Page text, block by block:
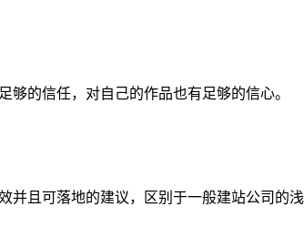
的信任，对自己的作品也有足够的信心。
并且可落地的建议，区别于一般建站公司的